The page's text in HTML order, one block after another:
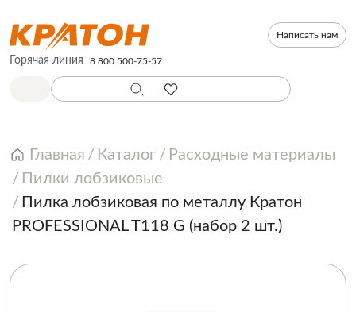
Написать нам
Горячая линия 8 800 500-75-57
Главная Каталог
Расходные материалы
Пилки лобзиковые
Пилка лобзиковая по металлу Кратон
PROFESSIONAL T118 G (набор 2 шт.)